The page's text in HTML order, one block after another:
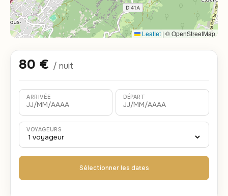
Leaflet | © OpenStreetMap
80 € / nuit
ARRIVÉE DÉPART
VOYAGEURS
Sélectionner les dates